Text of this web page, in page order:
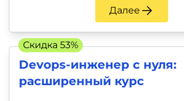
Далее
Devops-инженер с нуля:
расширенный курс
Скидка 53%